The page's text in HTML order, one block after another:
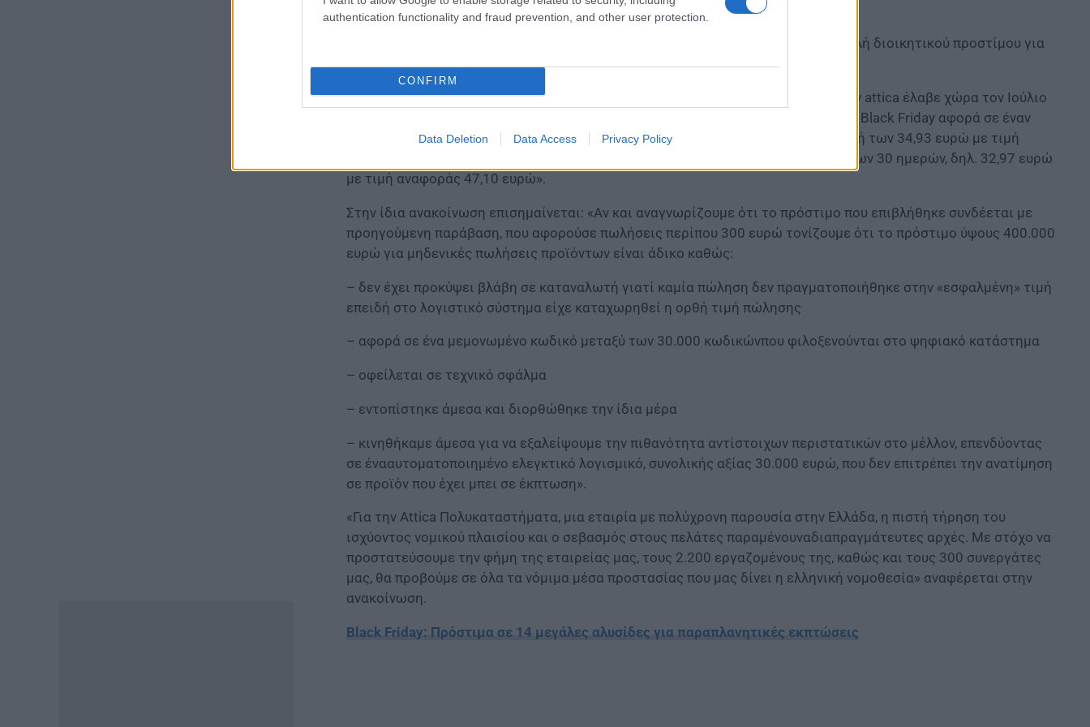
authentication functionality and fraud prevention, and other user protection.
CONFIRM
Data Deletion Data Access Privacy Policy
Ανακοίνωση εξέδωσαν τα Πολυκαταστήματα των Attica αναφορικά με την επιβολή διοικητικού προστίμου για
παράβαση των διατάξεων του Ν. 2251/94.
Ειδικότερα η εταιρεία αναφέρει ότι «ο έλεγχος στο ηλεκτρονικό κατάστημα των attica έλαβε χώρα τον Ιούλιο
του 2024. Ανακοινώθηκε με καθυστέρηση 4ων μηνών και μάλιστα την ημέρα του Black Friday αφορά σε έναν
μόνον συγκεκριμένο κωδικό καλλυντικού προϊόντος και τη διάθεσή του στην τιμή των 34,93 ευρώ με τιμή
αναφοράς 49,90 ευρώ αντί της χαμηλότερης τιμής των προηγούμενων τελευταίων 30 ημερών, δηλ. 32,97 ευρώ
με τιμή αναφοράς 47,10 ευρώ».
Στην ίδια ανακοίνωση επισημαίνεται: «Αν και αναγνωρίζουμε ότι το πρόστιμο που επιβλήθηκε συνδέεται με
προηγούμενη παράβαση, που αφορούσε πωλήσεις περίπου 300 ευρώ τονίζουμε ότι το πρόστιμο ύψους 400.000
ευρώ για μηδενικές πωλήσεις προϊόντων είναι άδικο καθώς:
– δεν έχει προκύψει βλάβη σε καταναλωτή γιατί καμία πώληση δεν πραγματοποιήθηκε στην «εσφαλμένη» τιμή
επειδή στο λογιστικό σύστημα είχε καταχωρηθεί η ορθή τιμή πώλησης
– αφορά σε ένα μεμονωμένο κωδικό μεταξύ των 30.000 κωδικώνπου φιλοξενούνται στο ψηφιακό κατάστημα
– οφείλεται σε τεχνικό σφάλμα
– εντοπίστηκε άμεσα και διορθώθηκε την ίδια μέρα
– κινηθήκαμε άμεσα για να εξαλείψουμε την πιθανότητα αντίστοιχων περιστατικών στο μέλλον, επενδύοντας
σε ένααυτοματοποιημένο ελεγκτικό λογισμικό, συνολικής αξίας 30.000 ευρώ, που δεν επιτρέπει την ανατίμηση
σε προϊόν που έχει μπει σε έκπτωση».
«Για την Attica Πολυκαταστήματα, μια εταιρία με πολύχρονη παρουσία στην Ελλάδα, η πιστή τήρηση του
ισχύοντος νομικού πλαισίου και ο σεβασμός στους πελάτες παραμένουναδιαπραγμάτευτες αρχές. Με στόχο να
προστατεύσουμε την φήμη της εταιρείας μας, τους 2.200 εργαζομένους της, καθώς και τους 300 συνεργάτες
μας, θα προβούμε σε όλα τα νόμιμα μέσα προστασίας που μας δίνει η ελληνική νομοθεσία» αναφέρεται στην
ανακοίνωση.
Black Friday: Πρόστιμα σε 14 μεγάλες αλυσίδες για παραπλανητικές εκπτώσεις